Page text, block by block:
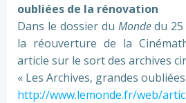
oubliées de la rénovation
Dans le dossier du Mondedu
la réouverture de la
article sur le sort des archives
« Les Archives, grandes
http://www.lemonde.fr/web/